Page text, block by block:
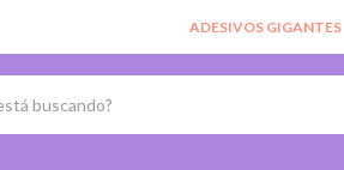
ADESIVOS GIGANTES